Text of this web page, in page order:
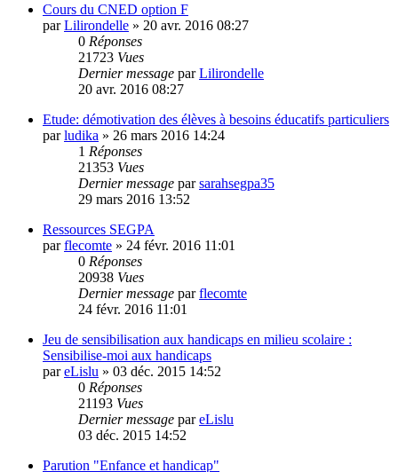
Cours du CNED option F
parLilirondelle » 20 avr. 2016 08:27
0 Réponses
21723 Vues
Dernier message parLilirondelle
20 avr. 2016 08:27
Etude: démotivation des élèves à besoins éducatifs particuliers
parludika » 26 mars 2016 14:24
1 Réponses
21353 Vues
Dernier message parsarahsegpa35
29 mars 2016 13:52
Ressources SEGPA
parflecomte » 24 févr. 2016 11:01
0 Réponses
20938 Vues
Dernier message parflecomte
24 févr. 2016 11:01
Jeu de sensibilisation aux handicaps en milieu scolaire :
Sensibilise-moi aux handicaps
pareLislu » 03 déc. 2015 14:52
0 Réponses
21193 Vues
Dernier message pareLislu
03 déc. 2015 14:52
Parution "Enfance et handicap"